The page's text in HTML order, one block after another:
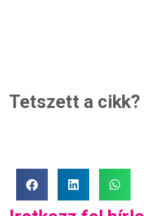
Tetszett a cikk?